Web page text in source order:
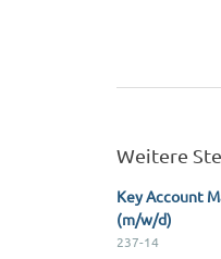
Weitere
Key Account
(m/w/d)
237-14